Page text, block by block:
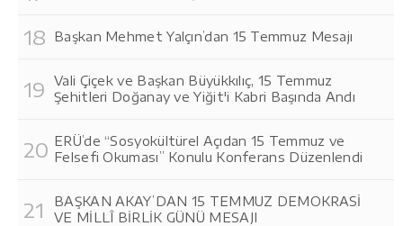
Başkan Mehmet Yalçın’dan 15 Temmuz Mesajı
Vali Çiçek ve Başkan Büyükkılıç, 15 Temmuz
Şehitleri Doğanay ve Yiğit'i Kabri Başında Andı
ERÜ’de “Sosyokültürel Açıdan 15 Temmuz ve
Felsefi Okuması” Konulu Konferans Düzenlendi
BAŞKAN AKAY’DAN 15 TEMMUZ DEMOKRASİ
VE MİLLÎ BİRLİK GÜNÜ MESAJI